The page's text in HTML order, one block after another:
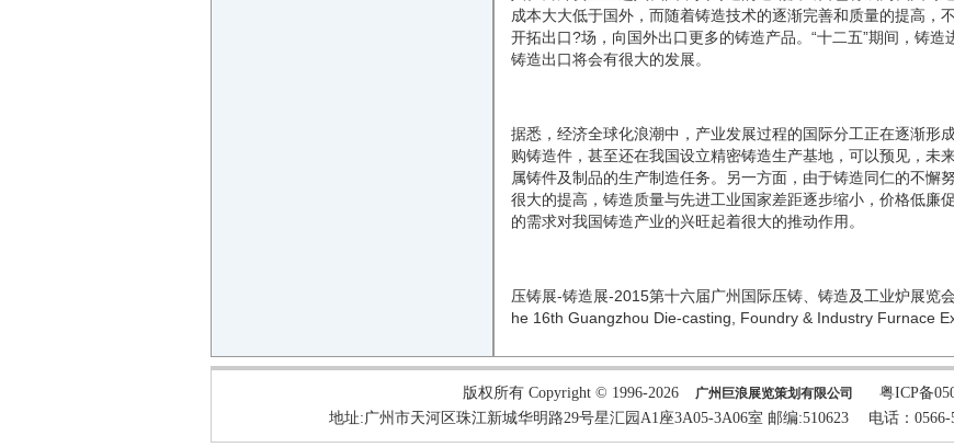
成本大大低于国外，而随着铸造技术的逐渐完善和质量的提高，
开拓出口?场，向国外出口更多的铸造产品。“十二五”期间，铸造
铸造出口将会有很大的发展。
据悉，经济全球化浪潮中，产业发展过程的国际分工正在逐渐形
购铸造件，甚至还在我国设立精密铸造生产基地，可以预见，未
属铸件及制品的生产制造任务。另一方面，由于铸造同仁的不懈
很大的提高，铸造质量与先进工业国家差距逐步缩小，价格低廉
的需求对我国铸造产业的兴旺起着很大的推动作用。
压铸展-铸造展-2015第十六届广州国际压铸、铸造及工业炉展览
he 16th Guangzhou Die-casting, Foundry & Industry Furnace
版权所有 Copyright © 1996-2026 广州巨浪展览策划有限公司 粤ICP备
地址:广州市天河区珠江新城华明路29号星汇园A1座3A05-3A06室 邮编:510623 电话：0566-